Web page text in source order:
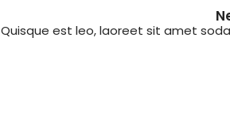
Quisque est leo, laoreet sit amet